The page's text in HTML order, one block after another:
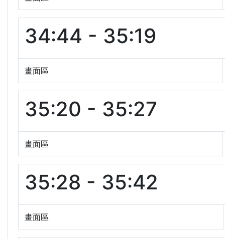
34:44 - 35:19
畫面區
35:20 - 35:27
畫面區
35:28 - 35:42
畫面區